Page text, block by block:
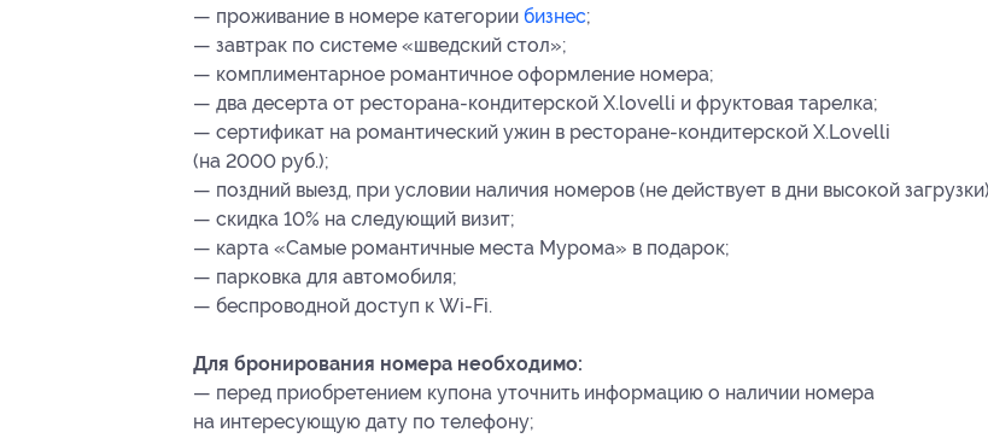
— проживание в номере категории бизнес;
— завтрак по системе «шведский стол»;
— комплиментарное романтичное оформление номера;
— два десерта от ресторана-кондитерской X.lovelli и фруктовая тарелка;
— сертификат на романтический ужин в ресторане-кондитерской X.Lovelli
(на 2000 руб.);
— поздний выезд, при условии наличия номеров (не действует в дни высокой
— скидка 10% на следующий визит;
— карта «Самые романтичные места Мурома» в подарок;
— парковка для автомобиля;
— беспроводной доступ к Wi-Fi.
Для бронирования номера необходимо:
— перед приобретением купона уточнить информацию о наличии номера
на интересующую дату по телефону;